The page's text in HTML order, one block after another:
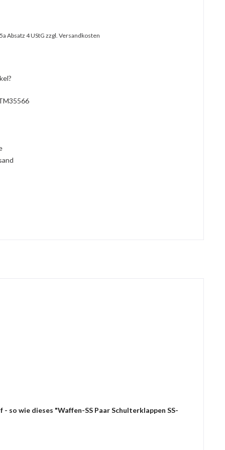
Absatz 4 UStGzzgl. Versandkosten
so wie dieses "Waffen-SS Paar Schulterklappen SS-